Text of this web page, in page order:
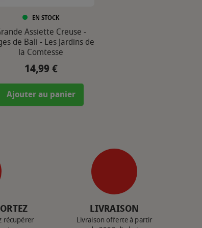
EN STOCK
Assiette Creuse -
de Bali - Les Jardins de
la Comtesse
Prix
14,99 €
Ajouter au panier
récupérer
LIVRAISON
Livraison offerte à partir